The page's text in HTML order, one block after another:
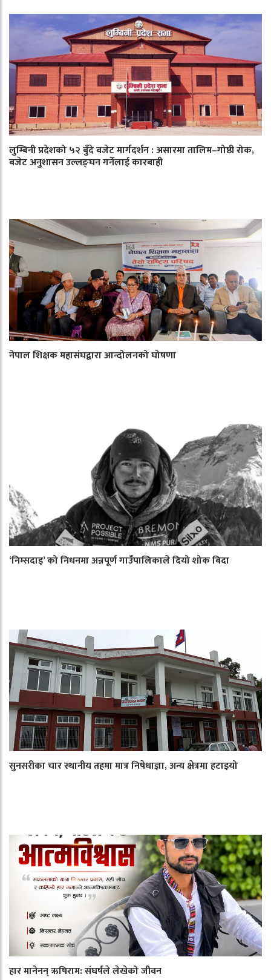
लुम्बिनी प्रदेशको ५२ बुँदे बजेट मार्गदर्शन : असारमा तालिम–गोष्ठी रोक,
बजेट अनुशासन उल्लङ्घन गर्नेलाई कारबाही
नेपाल शिक्षक महासंघद्वारा आन्दोलनको घोषणा
‘निम्सदाइ’ को निधनमा अन्नपूर्ण गाउँपालिकाले दियो शोक बिदा
सुनसरीका चार स्थानीय तहमा मात्र निषेधाज्ञा, अन्य क्षेत्रमा हटाइयो
हार मानेनन् ऋषिराम: संघर्षले लेखेको जीवन